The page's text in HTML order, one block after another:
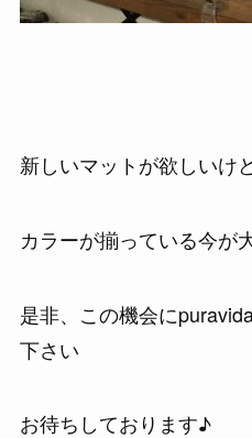
新しいマットが欲しいけ
カラーが揃っている今が
是非、この機会に
下さい
お待ちしております♪